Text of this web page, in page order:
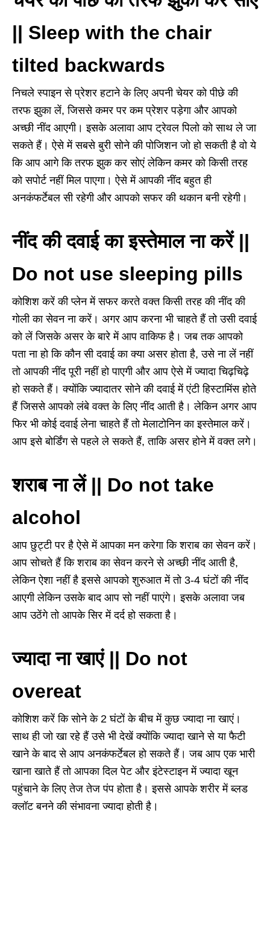
|| Sleep with the chair
tilted backwards
निचले स्पाइन से प्रेशर हटाने के लिए अपनी चेयर को पीछे की
तरफ झुका लें,जिससे कमर पर कम प्रेशर पड़ेगा और आपको
अच्छी नींद आएगी। इसके अलावा आप ट्रेवल पिलो को साथ ले जा
सकते हैं। ऐसे में सबसे बुरी सोने की पोजिशन जो हो सकती है वो ये
कि आप आगे कि तरफ झुक कर सोएं लेकिन कमर को किसी तरह
को सपोर्ट नहीं मिल पाएगा। ऐसे में आपकी नींद बहुत ही
अनकंफर्टेबल सी रहेगी और आपको सफर की थकान बनी रहेगी।
नींद की दवाई का इस्तेमाल ना करें ||
Do not use sleeping pills
कोशिश करें की प्लेन में सफर करते वक्त किसी तरह की नींद की
गोली का सेवन ना करें। अगर आप करना भी चाहते हैं तो उसी दवाई
को लें जिसके असर के बारे में आप वाकिफ है। जब तक आपको
पता ना हो कि कौन सी दवाई का क्या असर होता है,उसे ना लें नहीं
तो आपकी नींद पूरी नहीं हो पाएगी और आप ऐसे में ज्यादा चिढ़चिढ़े
हो सकते हैं। क्योंकि ज्यादातर सोने की दवाई में एंटी हिस्टामिंस होते
हैं जिससे आपको लंबे वक्त के लिए नींद आती है। लेकिन अगर आप
फिर भी कोई दवाई लेना चाहते हैं तो मेलाटोनिन का इस्तेमाल करें।
आप इसे बोर्डिंग से पहले ले सकते हैं, ताकि असर होने में वक्त लगे।
शराब ना लें || Do not take
alcohol
आप छुट्टी पर है ऐसे में आपका मन करेगा कि शराब का सेवन करें।
आप सोचते हैं कि शराब का सेवन करने से अच्छी नींद आती है,
लेकिन ऐशा नहीं है इससे आपको शुरुआत में तो 3-4घंटों की नींद
आएगी लेकिन उसके बाद आप सो नहीं पाएंगे। इसके अलावा जब
आप उठेंगे तो आपके सिर में दर्द हो सकता है।
ज्यादा ना खाएं || Do not
overeat
कोशिश करें कि सोने के 2घंटों के बीच में कुछ ज्यादा ना खाएं।
साथ ही जो खा रहे हैं उसे भी देखें क्योंकि ज्यादा खाने से या फैटी
खाने के बाद से आप अनकंफर्टेबल हो सकते हैं। जब आप एक भारी
खाना खाते हैं तो आपका दिल पेट और इंटेस्टाइन में ज्यादा खून
पहुंचाने के लिए तेज तेज पंप होता है। इससे आपके शरीर में ब्लड
क्लॉट बनने की संभावना ज्यादा होती है।